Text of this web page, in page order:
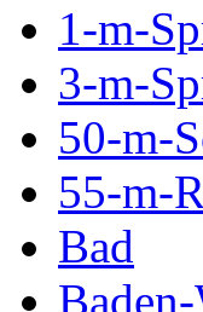
1-m-
3-m-
50-m-
55-m-
Bad